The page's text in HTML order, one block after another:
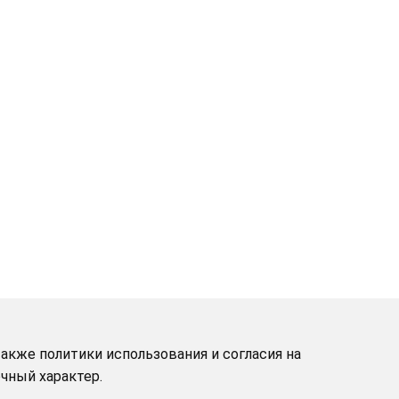
политики использования и согласия на
характер.